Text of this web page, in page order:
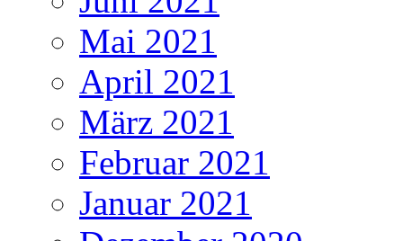
Mai 2021
April 2021
März 2021
Februar 2021
Januar 2021